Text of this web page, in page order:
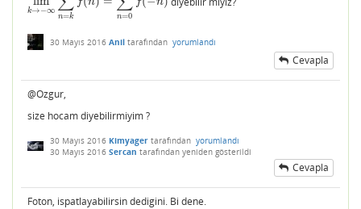
k→−∞
n=k n=0
30 Mayıs 2016 Anil tarafından yorumlandı
Cevapla
@Ozgur,
size hocam diyebilirmiyim ?
30 Mayıs 2016 Kimyager tarafından yorumlandı
30 Mayıs 2016 Sercan tarafından yeniden gösterildi
Cevapla
Foton, ispatlayabilirsin dedigini. Bi dene.